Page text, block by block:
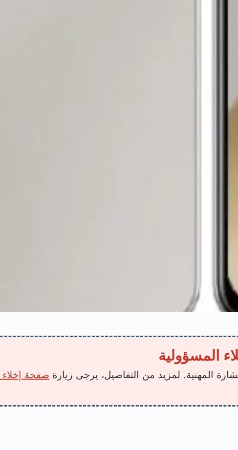
المسؤولية
المهنية. لمزيد من التفاصيل، يرجى زيارة صفحة إخلاء